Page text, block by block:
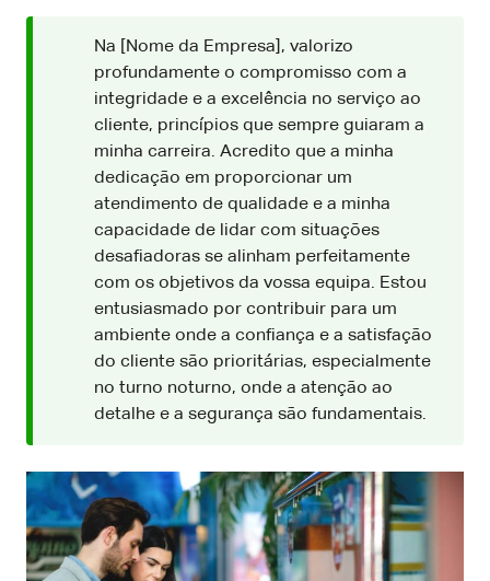
Na [Nome da Empresa], valorizo
profundamente o compromisso com a
integridade e a excelência no serviço ao
cliente, princípios que sempre guiaram a
minha carreira. Acredito que a minha
dedicação em proporcionar um
atendimento de qualidade e a minha
capacidade de lidar com situações
desafiadoras se alinham perfeitamente
com os objetivos da vossa equipa. Estou
entusiasmado por contribuir para um
ambiente onde a confiança e a satisfação
do cliente são prioritárias, especialmente
no turno noturno, onde a atenção ao
detalhe e a segurança são fundamentais.